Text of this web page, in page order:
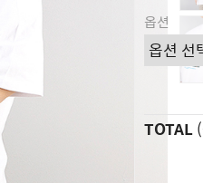
옵션
TOTAL(